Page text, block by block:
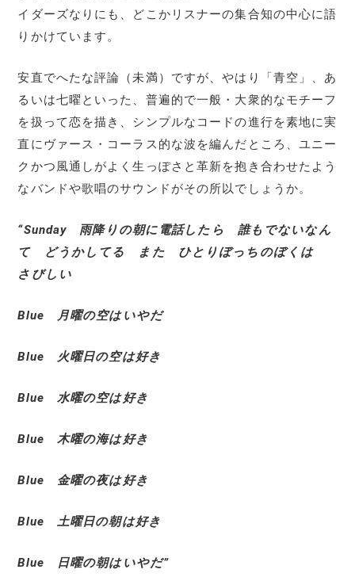
イダーズなりにも、どこかリスナーの集合知の中心に語
りかけています。
安直でへたな評論（未満）ですが、やはり「青空」、あ
るいは七曜といった、普遍的で一般・大衆的なモチーフ
を扱って恋を描き、シンプルなコードの進行を素地に実
直にヴァース・コーラス的な波を編んだところ、ユニー
クかつ風通しがよく生っぽさと革新を抱き合わせたよう
なバンドや歌唱のサウンドがその所以でしょうか。
“Sunday 雨降りの朝に電話したら 誰もでないなん
て どうかしてる また ひとりぼっちのぼくは
さびしい
Blue 月曜の空はいやだ
Blue 火曜日の空は好き
Blue 水曜の空は好き
Blue 木曜の海は好き
Blue 金曜の夜は好き
Blue 土曜日の朝は好き
Blue 日曜の朝はいやだ”